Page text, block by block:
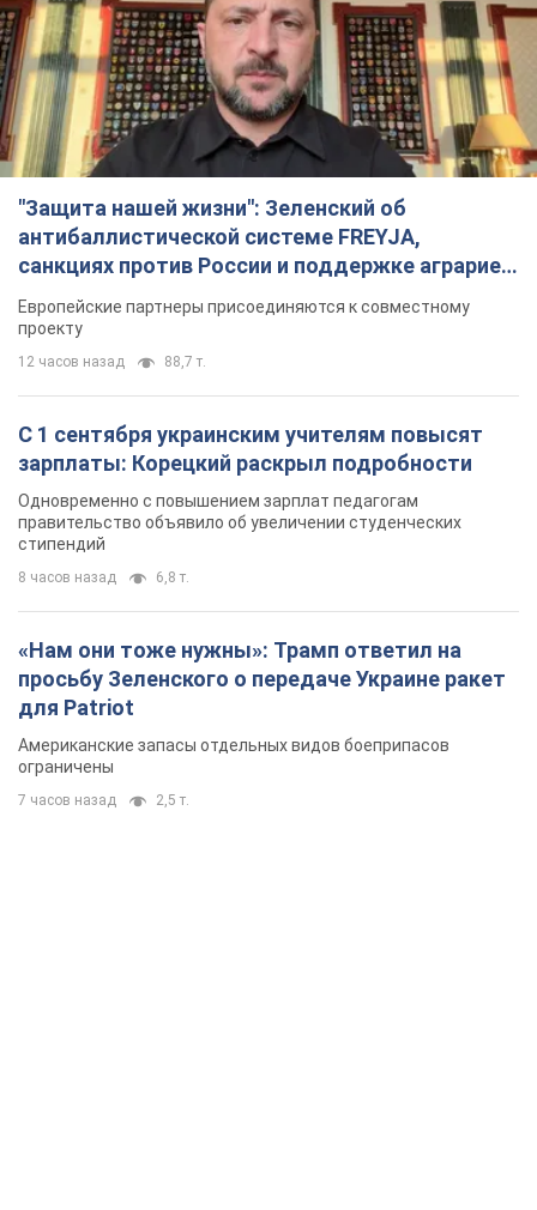
"Защита нашей жизни": Зеленский об
антибаллистической системе FREYJA,
санкциях против России и поддержке аграриев.
Видео
Европейские партнеры присоединяются к совместному
проекту
12 часов назад 88,7 т.
С 1 сентября украинским учителям повысят
зарплаты: Корецкий раскрыл подробности
Одновременно с повышением зарплат педагогам
правительство объявило об увеличении студенческих
стипендий
8 часов назад 6,8 т.
«Нам они тоже нужны»: Трамп ответил на
просьбу Зеленского о передаче Украине ракет
для Patriot
Американские запасы отдельных видов боеприпасов
ограничены
7 часов назад 2,5 т.